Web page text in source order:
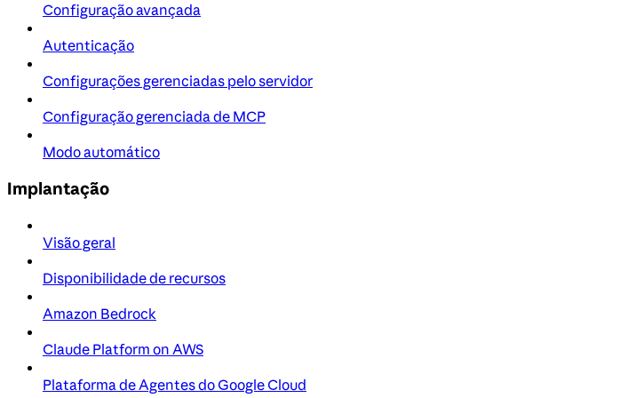
Configuração avançada
Autenticação
Configurações gerenciadas pelo servidor
Configuração gerenciada de MCP
Modo automático
Implantação
Visão geral
Disponibilidade de recursos
Amazon Bedrock
Claude Platform on AWS
Plataforma de Agentes do Google Cloud